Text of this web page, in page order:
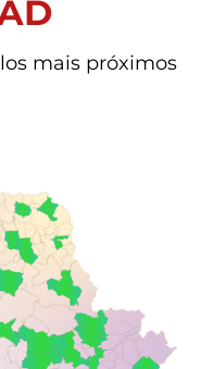
mais próximos